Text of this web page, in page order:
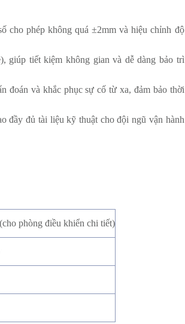
cho phép không quá ±2mm và hiệu chỉnh độ
giúp tiết kiệm không gian và dễ dàng bảo trì
đoán và khắc phục sự cố từ xa, đảm bảo thời
đầy đủ tài liệu kỹ thuật cho đội ngũ vận hành
(cho phòng điều khiển chi tiết)